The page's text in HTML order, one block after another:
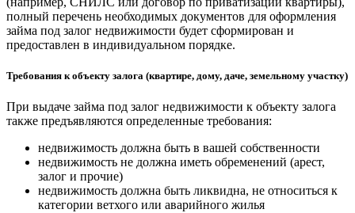
полный перечень необходимых документов для оформления
займа под залог недвижимости будет сформирован и
предоставлен в индивидуальном порядке.
Требования к объекту залога (квартире, дому, даче, земельному участку)
При выдаче займа под залог недвижимости к объекту залога
также предъявляются определенные требования:
недвижимость должна быть в вашей собственности
недвижимость не должна иметь обременений (арест,
залог и прочие)
недвижимость должна быть ликвидна, не относиться к
категории ветхого или аварийного жилья